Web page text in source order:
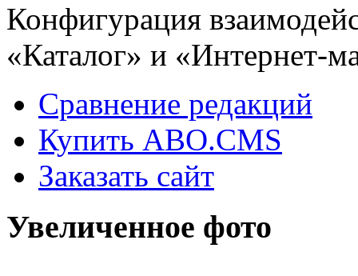
Конфигурация
«Каталог» и «Интернет-
Сравнение редакций
Купить ABO.CMS
Заказать сайт
Увеличенное фото